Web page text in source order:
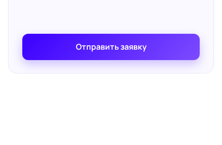
Отправить заявку